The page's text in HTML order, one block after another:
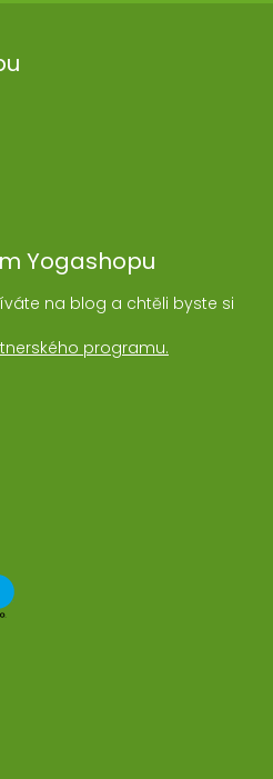
Yogashopu
na blog a chtěli byste si
programu.